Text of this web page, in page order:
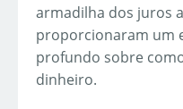
armadilha dos juros
proporcionaram um
profundo sobre
dinheiro.